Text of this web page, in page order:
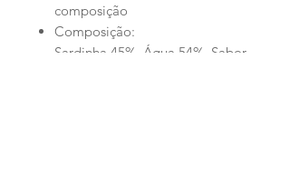
composição
Composição:
Sardinha 45%, Água 54%, Sabor